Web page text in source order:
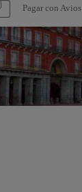
Pagar con Avios